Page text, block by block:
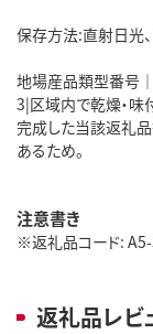
保存方法:直射日光、
地場産品類型番号｜
3|区域内で乾燥・味
完成した当該返礼
あるため。
注意書き
※返礼品コード:
返礼品レビ